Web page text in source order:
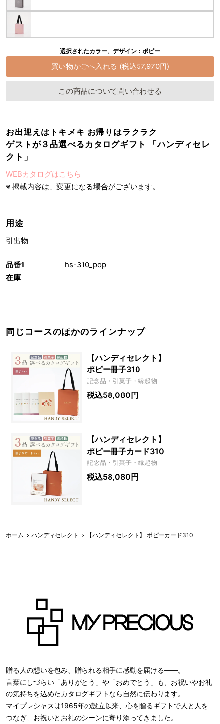
品番1
hs-310_pop
在庫
選択されたカラー、デザイン：ポピー
この商品について問い合わせる
お出迎えはトキメキ お帰りはラクラク
ゲストが３品選べるカタログギフト 「ハンディセレ
クト」
WEBカタログはこちら
※ 掲載内容は、変更になる場合がございます。
用途
引出物
同じコースのほかのラインナップ
【ハンディセレクト】
ポピー冊子310
記念品・引菓子・縁起物
税込58,080円
【ハンディセレクト】
ポピー冊子カード310
記念品・引菓子・縁起物
税込58,080円
ホーム > ハンディセレクト > 【ハンディセレクト】 ポピーカード310
贈る人の想いを包み、贈られる相手に感動を届ける――。
言葉にしづらい「ありがとう」や「おめでとう」も、お祝いやお礼
の気持ちを込めたカタログギフトなら自然に伝わります。
マイプレシャスは1965年の設立以来、心を贈るギフトで人と人を
つなぎ、お祝いとお礼のシーンに寄り添ってきました。